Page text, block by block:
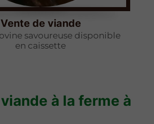
Vente de viande
savoureuse disponible
en caissette
à la ferme à